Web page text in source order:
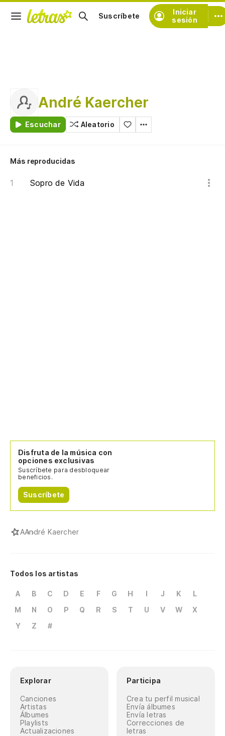
Iniciar
sesión
Suscríbete
André Kaercher
Escuchar Aleatorio
Más reproducidas
Sopro de Vida
Disfruta de la música con
opciones exclusivas
Suscríbete para desbloquear
beneficios.
Suscríbete
AAndré Kaercher
Todos los artistas
A B C D E F G H I J K
L
M
N O P Q R S T U V W
X
Y
Z #
Explorar
Canciones
Artistas
Álbumes
Playlists
Actualizaciones
Participa
Crea tu perfil musical
Envía álbumes
Envía letras
Correcciones de
letras